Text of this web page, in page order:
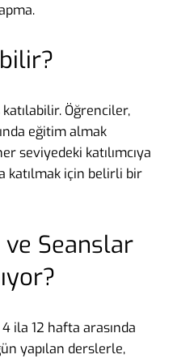
Öğrenciler,
eğitim almak
seviyedeki katılımcıya
katılmak için belirli bir
Seanslar
ila 12 hafta arasında
yapılan derslerle,